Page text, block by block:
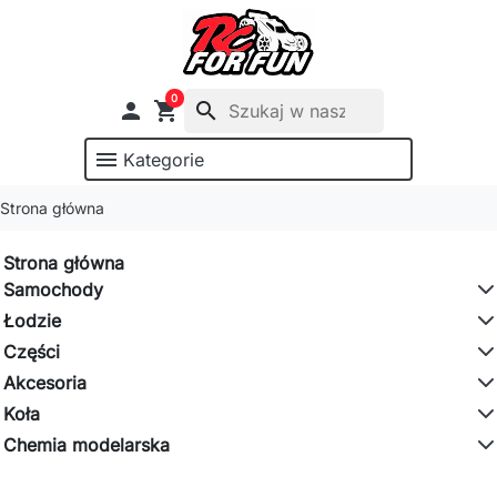
 shopping_cart
0
search
menu Kategorie
Strona główna
Strona główna
Samochody
Łodzie
Części
Akcesoria
Koła
Chemia modelarska